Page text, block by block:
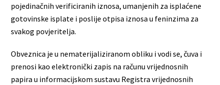
pojedinačnih verificiranih iznosa, umanjenih za isplaćene
gotovinske isplate i poslije otpisa iznosa u feninzima za
svakog povjeritelja.
Obveznica je u nematerijaliziranom obliku i vodi se, čuva i
prenosi kao elektronički zapis na računu vrijednosnih
papira u informacijskom sustavu Registra vrijednosnih